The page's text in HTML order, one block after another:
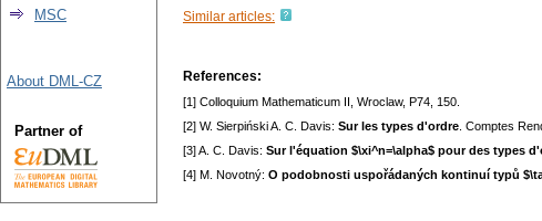
Similar articles:
References:
[1] Colloquium Mathematicum II, Wroclaw, P74, 150.
[2] W. Sierpiński A. C. Davis: Sur les types d'ordre . Comptes
[3] A. C. Davis: Sur l'équation $\xi^n=\alpha$ pour des types
[4] M. Novotný: O podobnosti uspořádaných kontinuí typů
MSC
About DML-CZ
Partner of